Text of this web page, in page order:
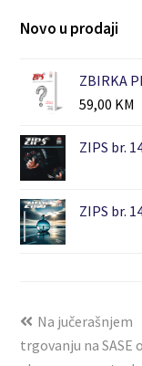
Novo u prodaji
ZBIRKA
59,00 KM
ZIPS br.
ZIPS br.
Na jučerašnjem
trgovanju na SASE